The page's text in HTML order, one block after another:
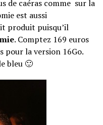
de caéras comme sur la
est aussi
produit puisqu’il
. Comptez 169 euros
pour la version 16Go.
bleu 🙂